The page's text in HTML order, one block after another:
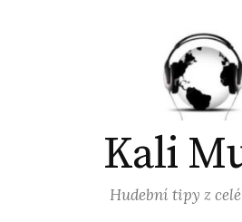
Kali
Hudební tipy z